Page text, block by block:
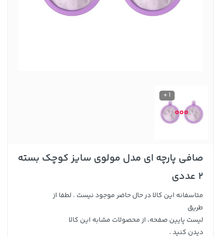
1 +
صافی پارچه ای مدل مولوی سایز کوچک بسته
2 عددی
متاسفانه این کالا در حال حاضر موجود نیست . لطفا از
طریق
لیست پایین صفحه، از محصولات مشابه این کالا
دیدن کنید .